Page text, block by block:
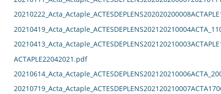
ACTAPLE22042021.pdf